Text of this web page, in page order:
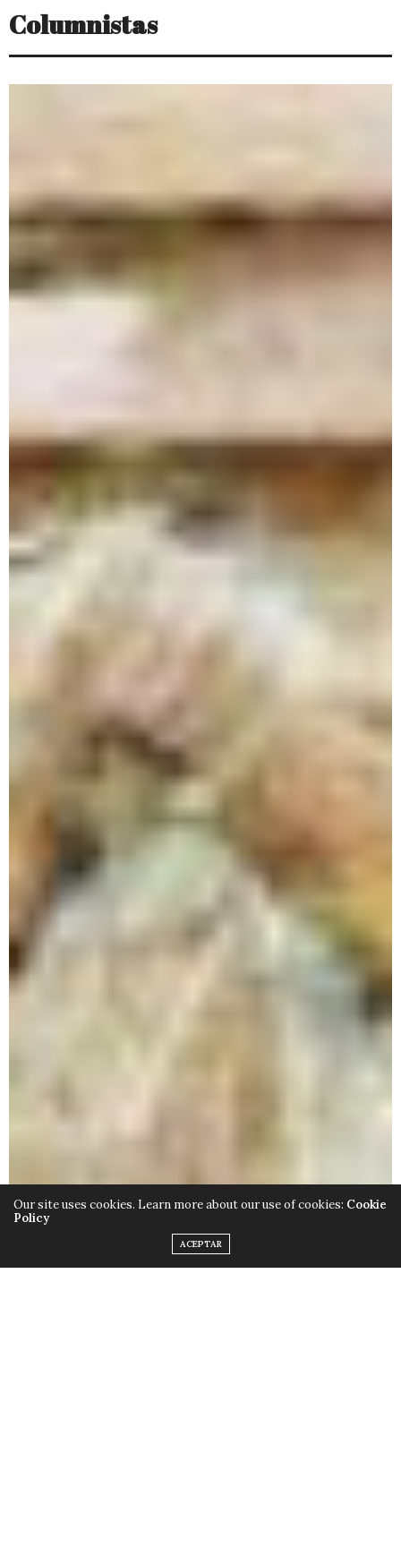
Columnistas
Our site uses cookies. Learn more about our use of cookies: Cookie
Policy
ACEPTAR